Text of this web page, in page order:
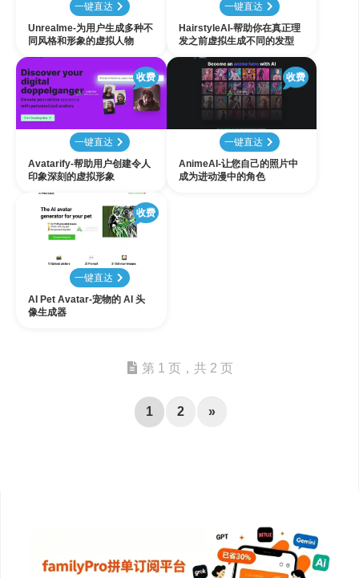
一键直达
Unrealme-为用户生成多种不
同风格和形象的虚拟人物
一键直达
HairstyleAI-帮助你在真正理
发之前虚拟生成不同的发型
收费
一键直达
Avatarify-帮助用户创建令人
印象深刻的虚拟形象
收费
一键直达
AnimeAI-让您自己的照片中
成为进动漫中的角色
收费
一键直达
AI Pet Avatar-宠物的 AI 头
像生成器
第 1 页，共 2 页
1 2 »